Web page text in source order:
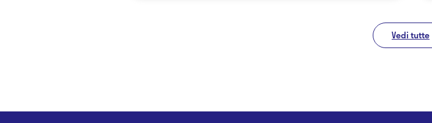
Vedi tutte